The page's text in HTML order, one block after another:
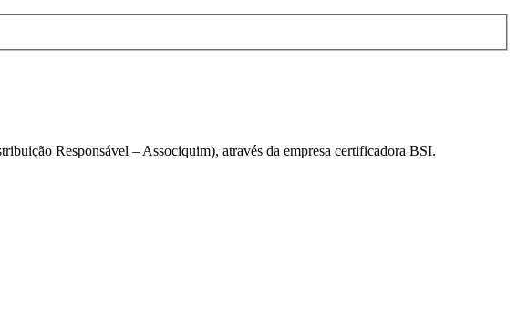
Responsável – Associquim), através da empresa certificadora BSI.